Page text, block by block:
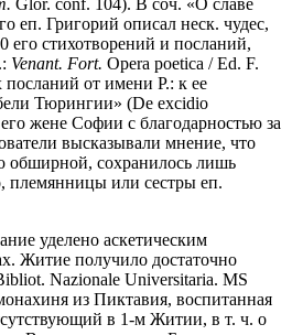
Glor. conf. 104). В соч. «О славе
еп. Григорий описал неск. чудес,
его стихотворений и посланий,
Venant. Fort. Opera poetica / Ed. F.
посланий от имени Р.: к ее
Тюрингии» (De excidio
жене Софии с благодарностью за
высказывали мнение, что
обширной, сохранилось лишь
племянницы или сестры еп.
уделено аскетическим
Житие получило достаточно
Nazionale Universitaria. MS
из Пиктавия, воспитанная
в 1-м Житии, в т. ч. о